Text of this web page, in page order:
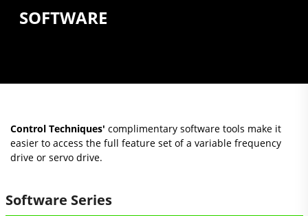
SOFTWARE
Control Techniques' complimentary software tools make it
easier to access the full feature set of a variable frequency
drive or servo drive.
Software Series